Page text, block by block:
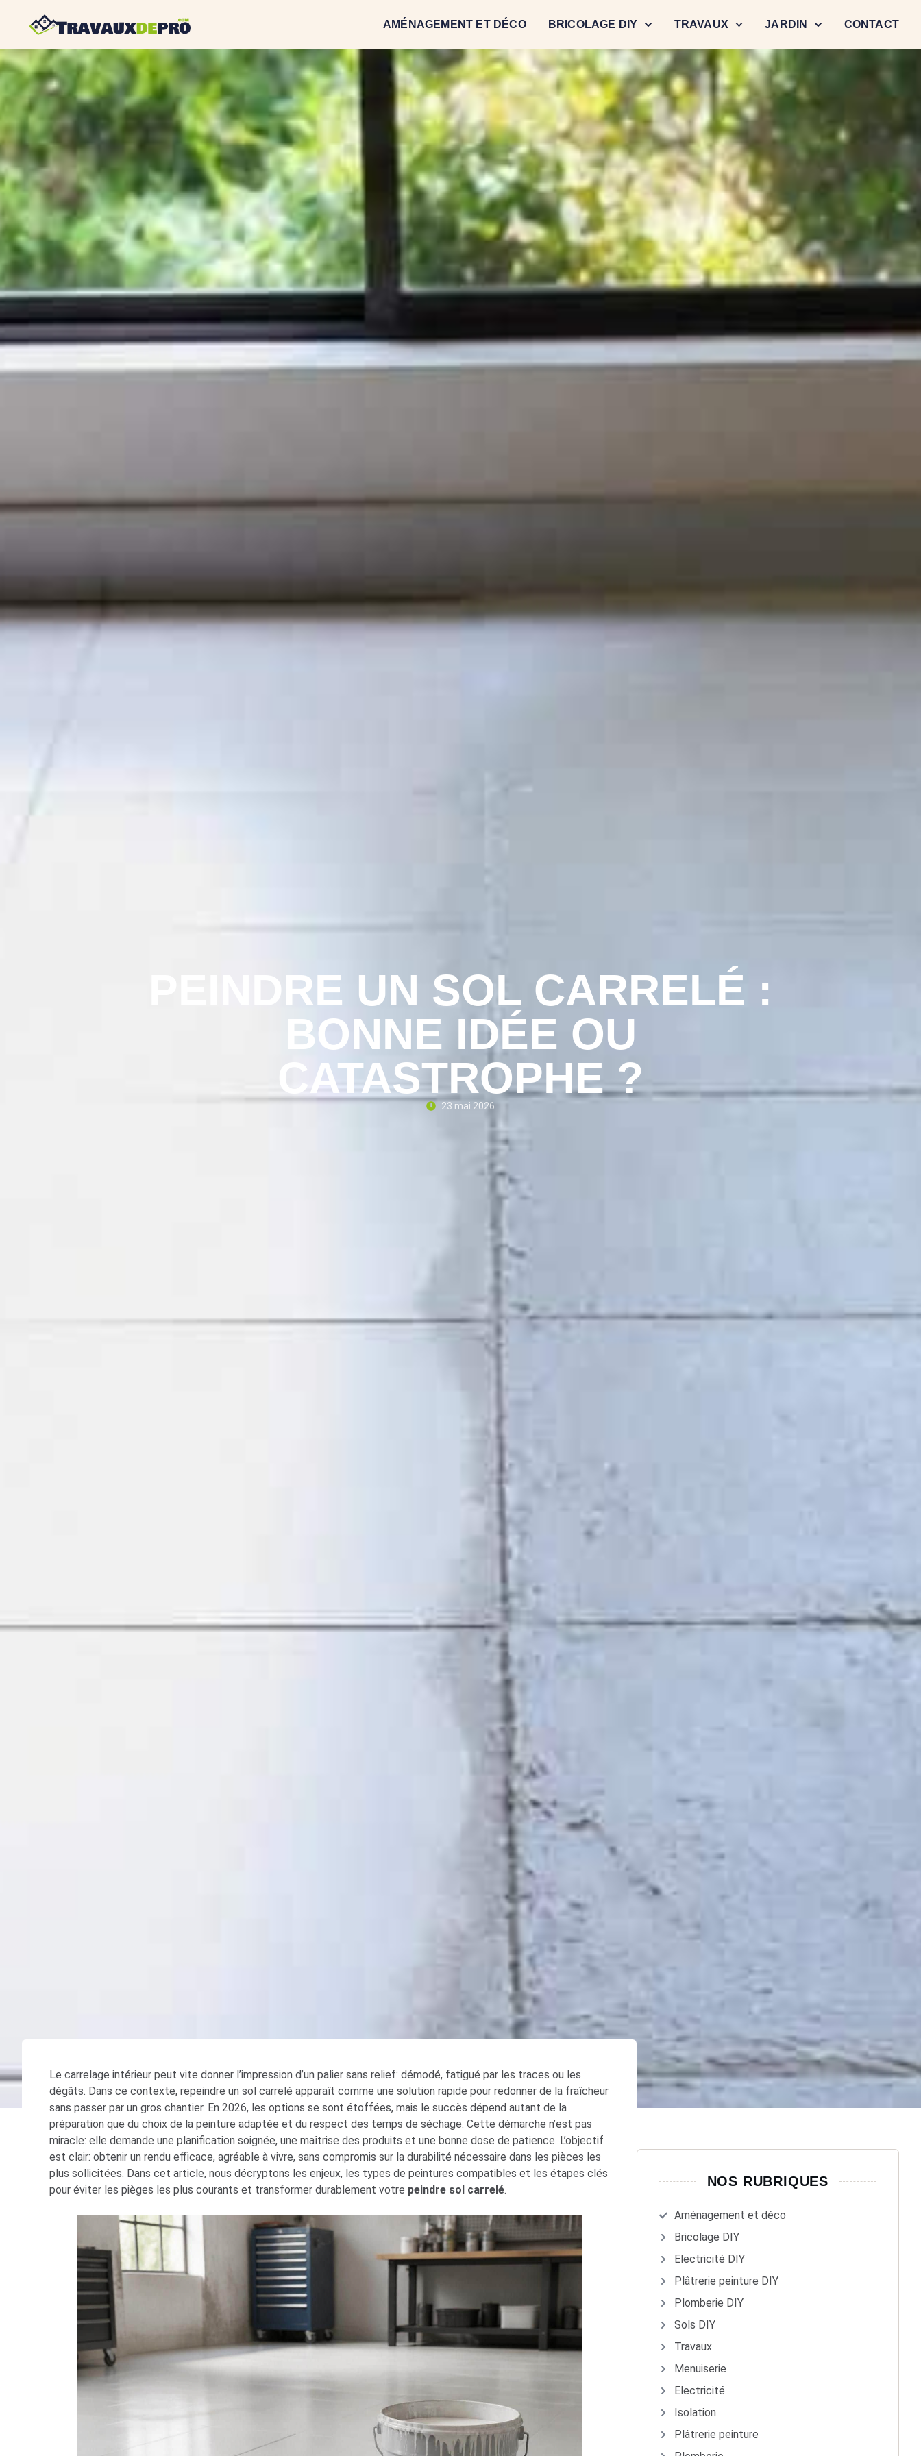
AMÉNAGEMENT ET DÉCO BRICOLAGE DIY TRAVAUX JARDIN CONTACT
PEINDRE UN SOL CARRELÉ :
BONNE IDÉE OU
CATASTROPHE ?
23 mai 2026
Le carrelage intérieur peut vite donner l’impression d’un palier sans relief: démodé, fatigué par les traces ou les
dégâts. Dans ce contexte, repeindre un sol carrelé apparaît comme une solution rapide pour redonner de la fraîcheur
sans passer par un gros chantier. En 2026, les options se sont étoffées, mais le succès dépend autant de la
préparation que du choix de la peinture adaptée et du respect des temps de séchage. Cette démarche n’est pas
miracle: elle demande une planification soignée, une maîtrise des produits et une bonne dose de patience. L’objectif
est clair: obtenir un rendu efficace, agréable à vivre, sans compromis sur la durabilité nécessaire dans les pièces les
plus sollicitées. Dans cet article, nous décryptons les enjeux, les types de peintures compatibles et les étapes clés
pour éviter les pièges les plus courants et transformer durablement votre peindre sol carrelé.
NOS RUBRIQUES
Aménagement et déco
Bricolage DIY
Electricité DIY
Plâtrerie peinture DIY
Plomberie DIY
Sols DIY
Travaux
Menuiserie
Electricité
Isolation
Plâtrerie peinture